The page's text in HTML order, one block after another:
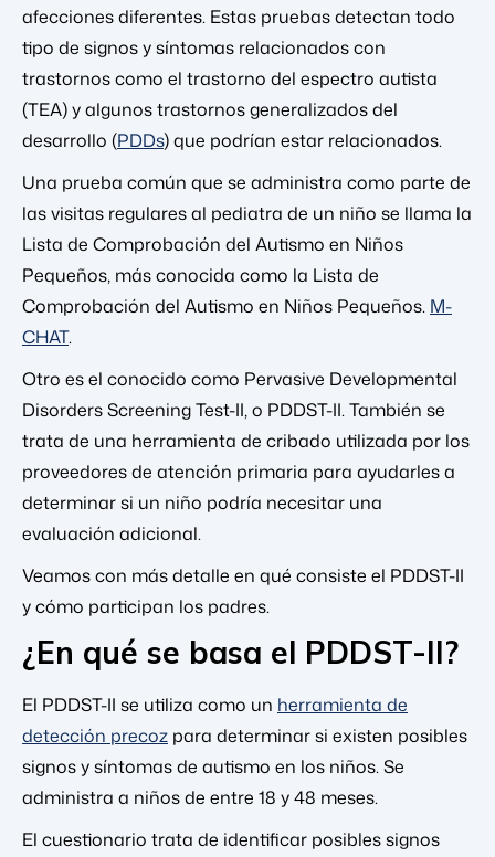
afecciones diferentes. Estas pruebas detectan todo
tipo de signos y síntomas relacionados con
trastornos como el trastorno del espectro autista
(TEA) y algunos trastornos generalizados del
desarrollo (PDDs) que podrían estar relacionados.
Una prueba común que se administra como parte de
las visitas regulares al pediatra de un niño se llama la
Lista de Comprobación del Autismo en Niños
Pequeños, más conocida como la Lista de
Comprobación del Autismo en Niños Pequeños. M-
CHAT.
Otro es el conocido como Pervasive Developmental
Disorders Screening Test-II, o PDDST-II. También se
trata de una herramienta de cribado utilizada por los
proveedores de atención primaria para ayudarles a
determinar si un niño podría necesitar una
evaluación adicional.
Veamos con más detalle en qué consiste el PDDST-II
y cómo participan los padres.
¿En qué se basa el PDDST-II?
El PDDST-II se utiliza como un herramienta de
detección precoz para determinar si existen posibles
signos y síntomas de autismo en los niños. Se
administra a niños de entre 18 y 48 meses.
El cuestionario trata de identificar posibles signos